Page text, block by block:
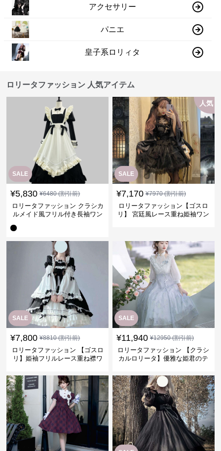
アクセサリー
パニエ
皇子系ロリィタ
ロリータファッション 人気アイテム
SALE
¥5,830 ¥6480(割引前)
ロリータファッション クラシカ
ルメイド風フリル付き長袖ワン
SALE
人気
¥7,170 ¥7970(割引前)
ロリータファッション【ゴスロ
リ】 宮廷風レース重ね姫袖ワン
SALE
¥7,800 ¥8810(割引前)
ロリータファッション 【ゴスロ
リ】姫袖フリルレース重ね襟ワ
SALE
¥11,940 ¥12950(割引前)
ロリータファッション 【クラシ
カルロリータ】優雅な姫君のテ